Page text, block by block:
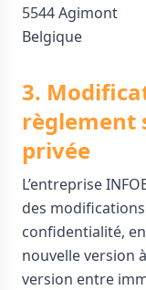
5544 Agimont
Belgique
3.
règlement
privée
L’entreprise
des
confidentialité,
nouvelle version
version entre